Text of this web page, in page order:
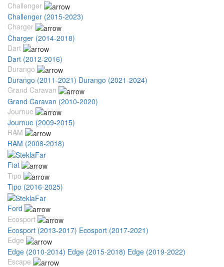
Challenger
Challenger (2015-2023)
Charger
Charger (2014-2018)
Dart
Dart (2012-2016)
Durango
Durango (2011-2021) Durango (2021-2024)
Grand Caravan
Grand Caravan (2010-2020)
Journue
Journue (2009-2015)
RAM
RAM (2008-2018)
Fiat
Tipo
Tipo (2016-2025)
Ford
Ecosport
Ecosport (2013-2017) Ecosport (2017-2021)
Edge
Edge (2010-2014) Edge (2015-2018) Edge (2019-2022)
Escape